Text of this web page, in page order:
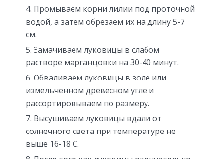
Промываем корни лилии под проточной
водой, а затем обрезаем их на длину 5-7
см.
Замачиваем луковицы в слабом
растворе марганцовки на 30-40 минут.
Обваливаем луковицы в золе или
измельченном древесном угле и
рассортировываем по размеру.
Высушиваем луковицы вдали от
солнечного света при температуре не
выше 16-18 С.